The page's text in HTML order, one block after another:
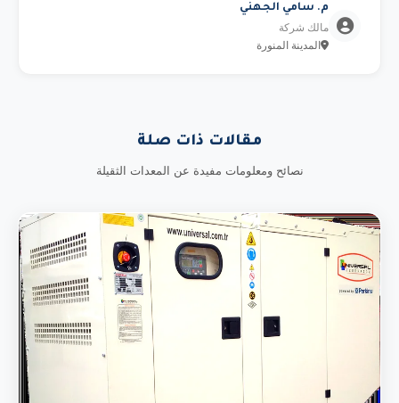
م. سامي الجهني
مالك شركة
المدينة المنورة
مقالات ذات صلة
نصائح ومعلومات مفيدة عن المعدات الثقيلة